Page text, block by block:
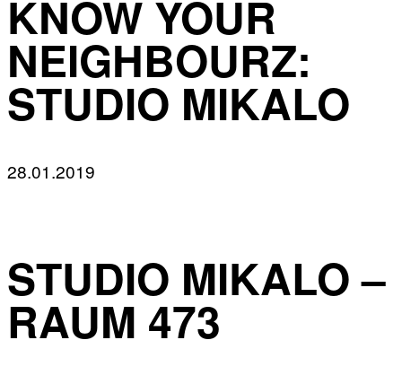
KNOW YOUR
NEIGHBOURZ:
STUDIO MIKALO
28.01.2019
STUDIO MIKALO –
RAUM 473